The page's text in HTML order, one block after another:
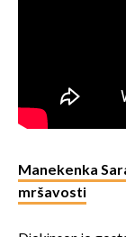
Manekenka
mršavosti